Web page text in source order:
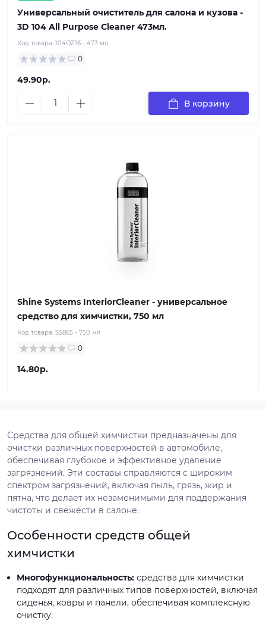
Универсальный очиститель для салона и кузова -
3D 104 All Purpose Cleaner 473мл.
Код товара: 104OZ16 - 473 мл
0
49.90р.
В корзину
Shine Systems InteriorCleaner - универсальное
средство для химчистки, 750 мл
Код товара: SS865 - 750 мл
0
14.80р.
Средства для общей химчистки предназначены для
очистки различных поверхностей в автомобиле,
обеспечивая глубокое и эффективное удаление
загрязнений. Эти составы справляются с широким
спектром загрязнений, включая пыль, грязь, жир и
пятна, что делает их незаменимыми для поддержания
чистоты и свежести в салоне.
Особенности средств общей
химчистки
Многофункциональность: средства для химчистки
подходят для различных типов поверхностей, включая
сиденья, ковры и панели, обеспечивая комплексную
очистку.